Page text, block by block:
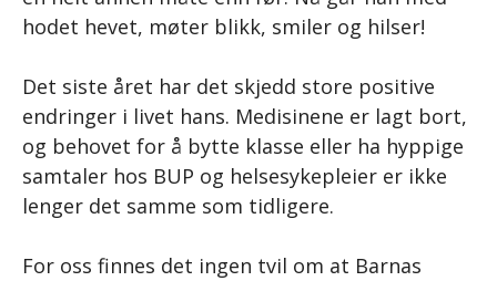
hodet hevet, møter blikk, smiler og hilser!
Det siste året har det skjedd store positive
endringer i livet hans. Medisinene er lagt bort,
og behovet for å bytte klasse eller ha hyppige
samtaler hos BUP og helsesykepleier er ikke
lenger det samme som tidligere.
For oss finnes det ingen tvil om at Barnas